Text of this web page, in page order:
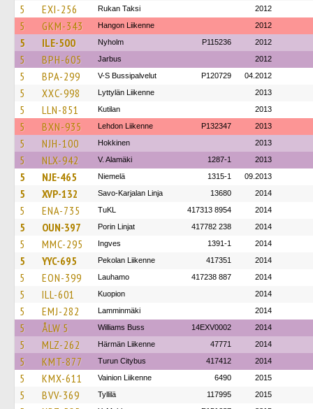
5 EXI-256 Rukan Taksi 2012
5 GKM-343 Hangon Liikenne 2012
5 ILE-500 Nyholm P115236 2012
5 BPH-605 Jarbus 2012
5 BPA-299 V-S Bussipalvelut P120729 04.2012
5 XXC-998 Lyttylän Liikenne 2013
5 LLN-851 Kutilan 2013
5 BXN-935 Lehdon Liikenne P132347 2013
5 NJH-100 Hokkinen 2013
5 NLX-942 V. Alamäki 1287-1 2013
5 NJE-465 Niemelä 1315-1 09.2013
5 XVP-132 Savo-Karjalan Linja 13680 2014
5 ENA-735 TuKL 417313 8954 2014
5 OUN-397 Porin Linjat 417782 238 2014
5 MMC-295 Ingves 1391-1 2014
5 YYC-695 Pekolan Liikenne 417351 2014
5 EON-399 Lauhamo 417238 887 2014
5 ILL-601 Kuopion 2014
5 EMJ-282 Lamminmäki 2014
5 ÅLW 5 Williams Buss 14EXV0002 2014
5 MLZ-262 Härmän Liikenne 47771 2014
5 KMT-877 Turun Citybus 417412 2014
5 KMX-611 Vainion Liikenne 6490 2015
5 BVV-369 Tyllilä 117995 2015